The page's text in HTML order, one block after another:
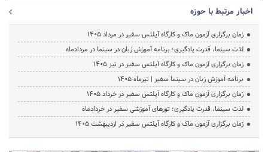
اخبار مرتبط با حوزه
زمان برگزاری آزمون ماک و کارگاه آیلتس سفیر در مرداد 1405
لذت سینما، قدرت یادگیری؛ برنامه آموزش زبان در سینما در مردادماه
زمان برگزاری آزمون ماک و کارگاه آیلتس سفیر در تیر 1405
برنامه آموزش زبان در سینما سفیر | تیرماه ۱۴۰۵
زمان برگزاری آزمون ماک و کارگاه آیلتس سفیر در خرداد 1405
لذت سینما، قدرت یادگیری؛ تورهای آموزشی سفیر در خردادماه
زمان برگزاری آزمون ماک و کارگاه آیلتس سفیر در اردیبهشت 1405